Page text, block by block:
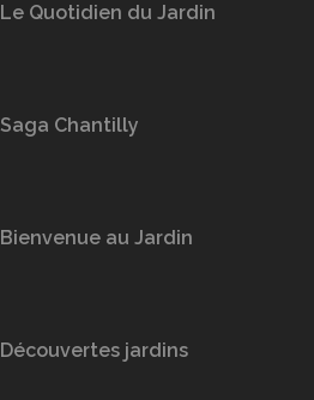
Le Quotidien du Jardin
Saga Chantilly
Bienvenue au Jardin
Découvertes jardins